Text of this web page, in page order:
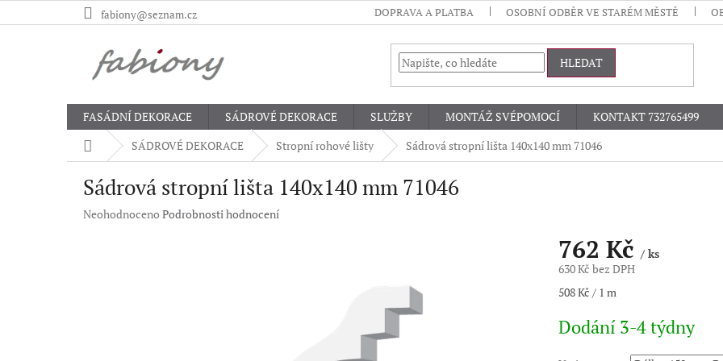
na
fabiony@seznam.cz DOPRAVA A PLATBA OSOBNÍ ODBĚR VE STARÉM MĚSTĚ
HLEDAT
FASÁDNÍ DEKORACE SÁDROVÉ DEKORACE SLUŽBY MONTÁŽ SVÉPOMOCÍ
KONTAKT 732765499
Domů SÁDROVÉ DEKORACE Stropní rohové lišty Sádrová stropní lišta 140x140 mm 71046
Sádrová stropní lišta 140x140 mm 71046
Průměrné
Neohodnoceno Podrobnosti hodnocení
762 Kč/ ks
630 Kč bez DPH
Měrná
508 Kč / 1 m
Dodání 3-4 týdny